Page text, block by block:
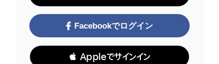
Facebookでログイン
 Appleでサインイン